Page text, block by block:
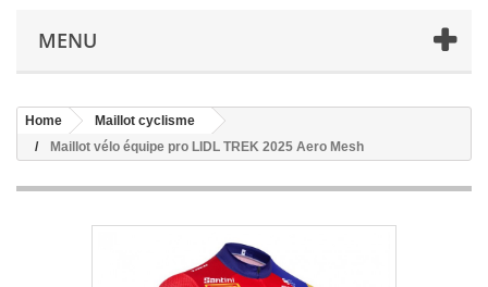
MENU
Home
Maillot cyclisme
Maillot vélo équipe pro LIDL TREK 2025 Aero Mesh